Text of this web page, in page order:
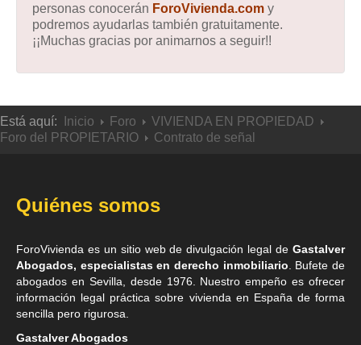
personas conocerán ForoVivienda.com y
podremos ayudarlas también gratuitamente.
¡¡Muchas gracias por animarnos a seguir!!
Está aquí: Inicio Foro
VIVIENDA EN PROPIEDAD
Foro del PROPIETARIO
Contrato de señal
Quiénes somos
ForoVivienda es un sitio web de divulgación legal de Gastalver
Abogados, especialistas en derecho inmobiliario . Bufete de
abogados en Sevilla , desde 1976. Nuestro empeño es ofrecer
información legal práctica sobre vivienda en España de forma
sencilla pero rigurosa.
Gastalver Abogados